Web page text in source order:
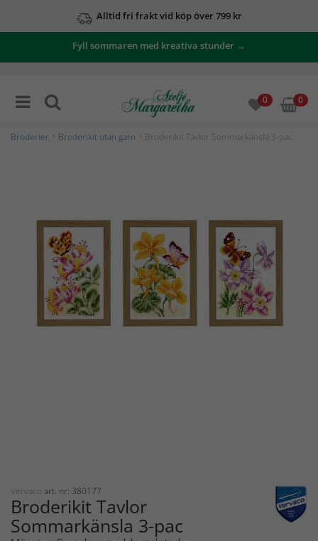
Alltid fri frakt vid köp över 799 kr
Fyll sommaren med kreativa stunder →
0 0
Broderier Broderikit utan garn > Broderikit Tavlor Sommarkänsla 3-pac
Vervaco art. nr: 380177
Broderikit Tavlor
Sommarkänsla 3-pac